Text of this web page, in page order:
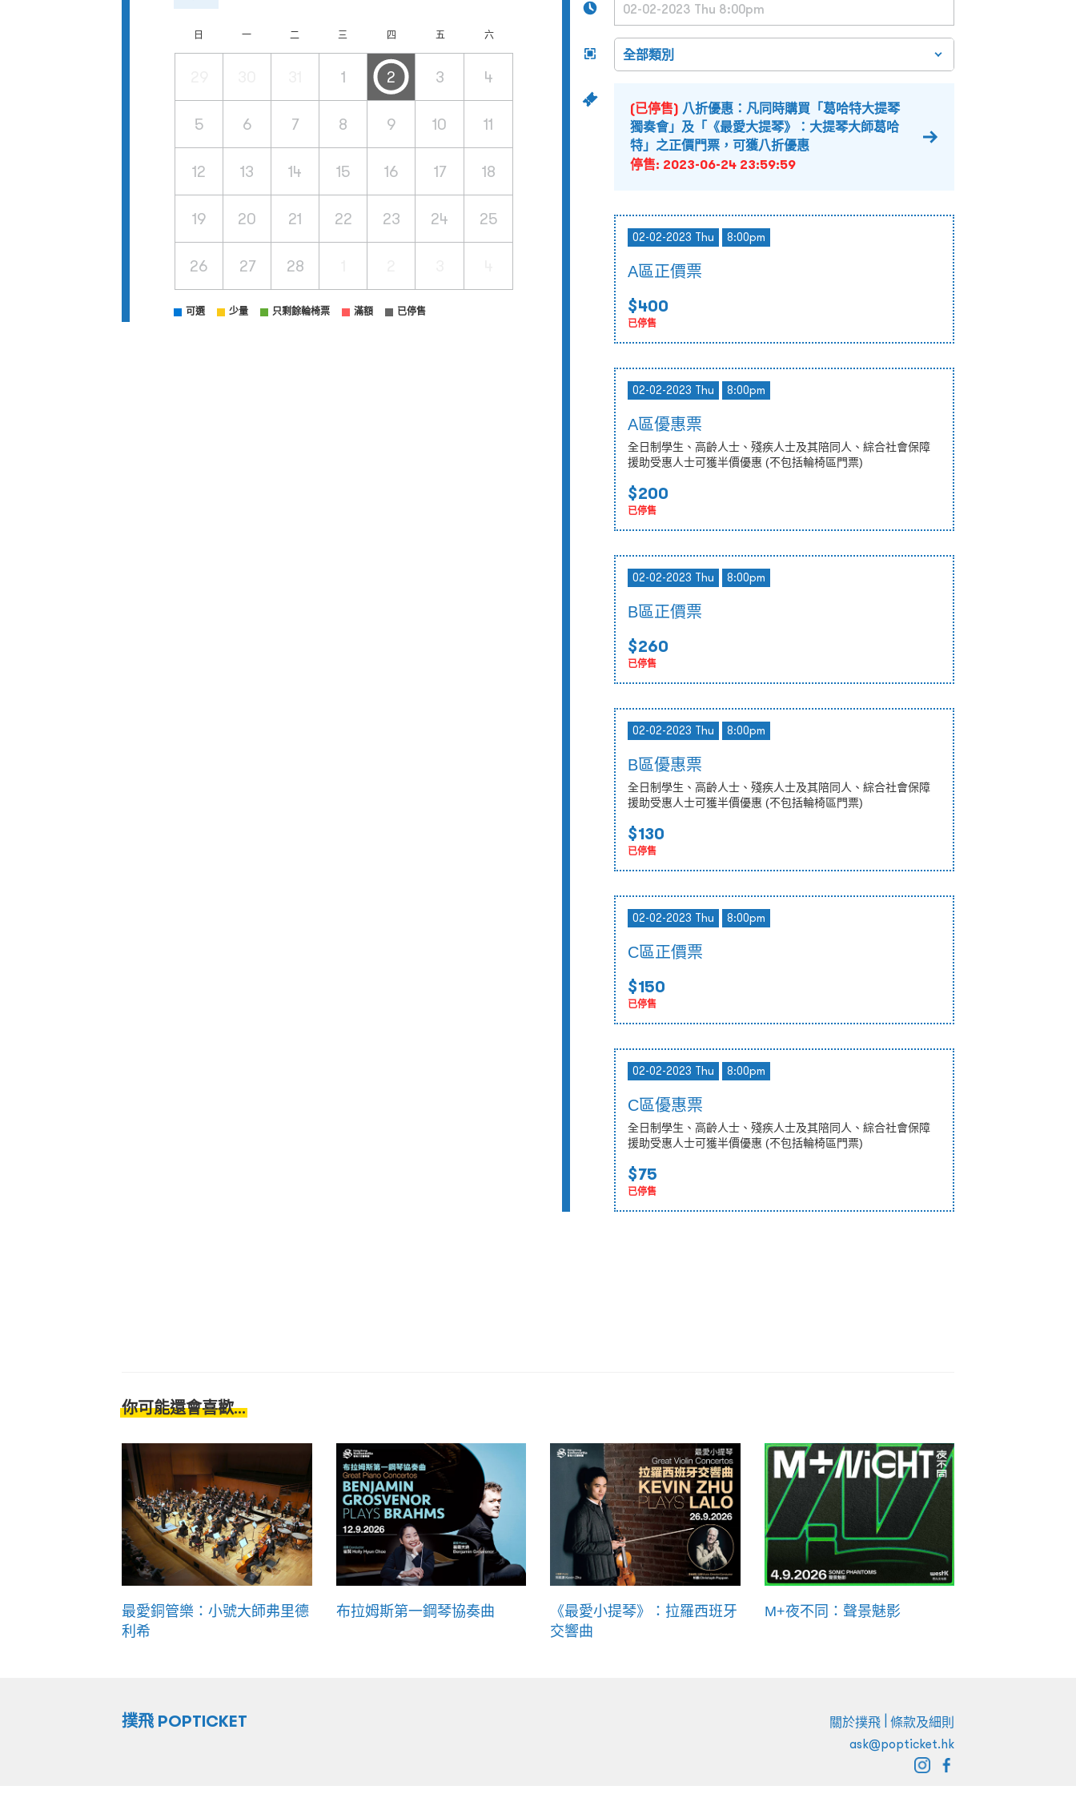
日 一 二 三 四 五 六
1 2 3 4
5 6 7 8 9 10 11
12 13 14 15 16 17 18
19 20 21 22 23 24 25
26 27 28
可選 少量 只剩餘輪椅票 滿額 已停售
(已停售) 八折優惠：凡同時購買「葛哈特大提琴
獨奏會」及「《最愛大提琴》：大提琴大師葛哈
特」之正價門票，可獲八折優惠
停售: 2023-06-24 23:59:59
02-02-2023 Thu 8:00pm
A區正價票
$400
已停售
02-02-2023 Thu 8:00pm
A區優惠票
全日制學生、高齡人士、殘疾人士及其陪同人、綜合社會保障
援助受惠人士可獲半價優惠 (不包括輪椅區門票)
$200
已停售
02-02-2023 Thu 8:00pm
B區正價票
$260
已停售
02-02-2023 Thu 8:00pm
B區優惠票
全日制學生、高齡人士、殘疾人士及其陪同人、綜合社會保障
援助受惠人士可獲半價優惠 (不包括輪椅區門票)
$130
已停售
02-02-2023 Thu 8:00pm
C區正價票
$150
已停售
02-02-2023 Thu 8:00pm
C區優惠票
全日制學生、高齡人士、殘疾人士及其陪同人、綜合社會保障
援助受惠人士可獲半價優惠 (不包括輪椅區門票)
$75
已停售
你可能還會喜歡...
最愛銅管樂：小號大師弗里德
利希
布拉姆斯第一鋼琴協奏曲
《最愛小提琴》：拉羅西班牙
交響曲
M+夜不同：聲景魅影
撲飛 POPTICKET 關於撲飛 條款及細則
ask@popticket.hk